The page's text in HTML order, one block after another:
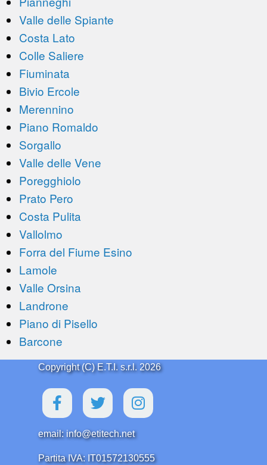
Valle delle Spiante
Costa Lato
Colle Saliere
Fiuminata
Bivio Ercole
Merennino
Piano Romaldo
Sorgallo
Valle delle Vene
Poregghiolo
Prato Pero
Costa Pulita
Vallolmo
Forra del Fiume Esino
Lamole
Valle Orsina
Landrone
Piano di Pisello
Barcone
Copyright (C) E.T.I. s.r.l. 2026
email: info@etitech.net
Partita IVA: IT01572130555